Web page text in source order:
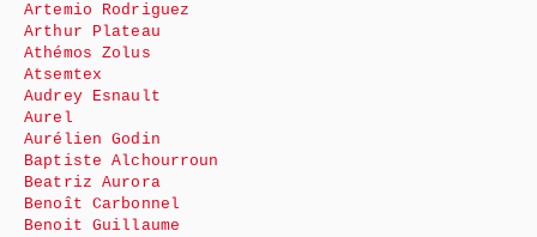
Artemio Rodriguez
Arthur Plateau
Athémos Zolus
Atsemtex
Audrey Esnault
Aurel
Aurélien Godin
Baptiste Alchourroun
Beatriz Aurora
Benoît Carbonnel
Benoit Guillaume